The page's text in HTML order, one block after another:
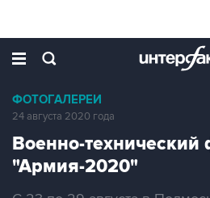
ФОТОГАЛЕРЕИ
24 августа 2020 года
Военно-
"Армия-2020"